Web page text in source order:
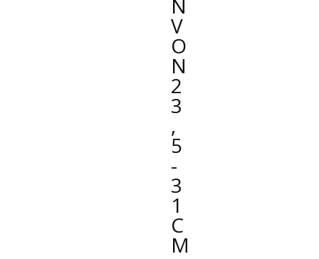
VO
N
2
3
,
5
-
3
1
C
M